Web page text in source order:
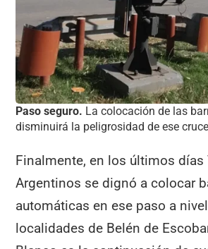
Paso seguro. La colocación de las
disminuirá la peligrosidad de ese
Finalmente, en los últimos días
Argentinos se dignó a colocar
automáticas en ese paso a
localidades de Belén de